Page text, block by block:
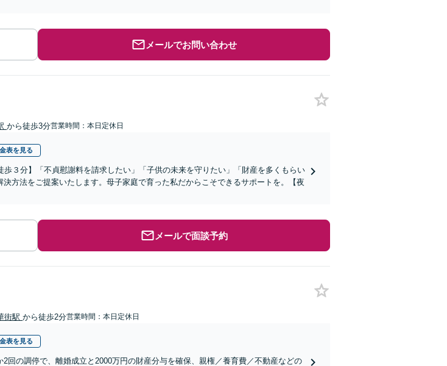
メールでお問い合わせ
から徒歩3分営業時間：本日定休日
表を見る
歩３分】「不貞慰謝料を請求したい」「子供の未来を守りたい」「財産を多くもらい
方法をご提案いたします。母子家庭で育った私だからこそできるサポートを。【夜
メールで面談予約
街駅 から徒歩2分営業時間：本日定休日
表を見る
2回の調停で、離婚成立と2000万円の財産分与を確保、親権／養育費／不動産などの